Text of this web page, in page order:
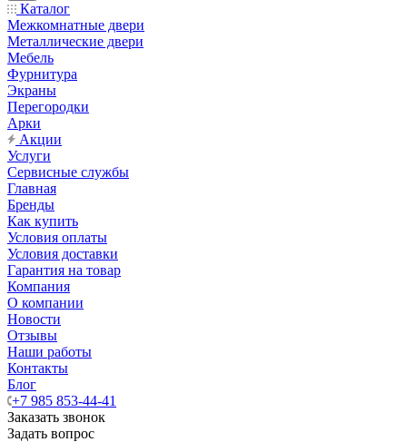
Каталог
Межкомнатные двери
Металлические двери
Мебель
Фурнитура
Экраны
Перегородки
Арки
Акции
Услуги
Сервисные службы
Главная
Бренды
Как купить
Условия оплаты
Условия доставки
Гарантия на товар
Компания
О компании
Новости
Отзывы
Наши работы
Контакты
Блог
+7 985 853-44-41
Заказать звонок
Задать вопрос